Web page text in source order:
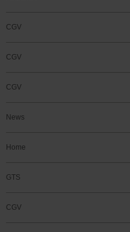
CGV
CGV
CGV
News
Home
GTS
CGV